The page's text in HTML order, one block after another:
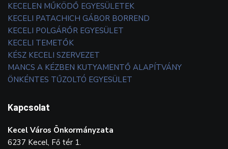
KECELEN MŰKÖDŐ EGYESÜLETEK
KECELI PATACHICH GÁBOR BORREND
KECELI POLGÁRŐR EGYESÜLET
KECELI TEMETŐK
KÉSZ KECELI SZERVEZET
MANCS A KÉZBEN KUTYAMENTŐ ALAPÍTVÁNY
ÖNKÉNTES TŰZOLTÓ EGYESÜLET
Kapcsolat
Kecel Város Önkormányzata
6237 Kecel, Fő tér 1.